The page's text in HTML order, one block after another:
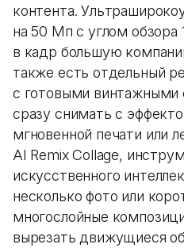
контента.
на 50 Мп с углом
в кадр большую
также есть отдельный
с готовыми
сразу снимать с
мгновенной печати или
AI Remix Collage,
искусственного
несколько фото или
многослойные
вырезать движущиеся